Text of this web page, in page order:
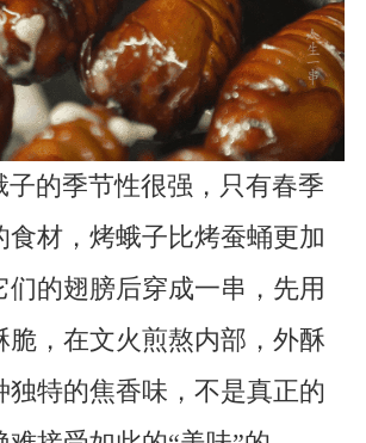
子的季节性很强，只有春季
食材，烤蛾子比烤蚕蛹更加
们的翅膀后穿成一串，先用
脆，在文火煎熬内部，外酥
独特的焦香味，不是真正的